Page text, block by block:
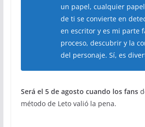
un papel, cualquier
de ti se convierte en
en escritor y es mi parte
proceso, descubrir y la
del personaje. Sí, es
Será el 5 de agosto cuando los fans
método de Leto valió la pena.